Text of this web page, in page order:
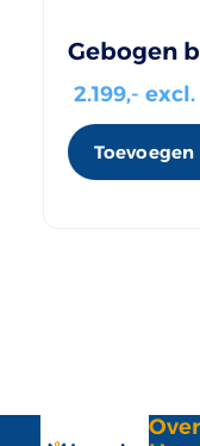
Gebogen
2.199,-
Over